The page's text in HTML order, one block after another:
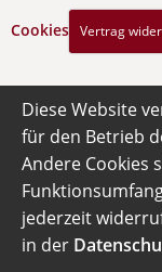
Cookies Vertrag
Diese Website
für den Betrieb
Andere Cookies
jederzeit
in der